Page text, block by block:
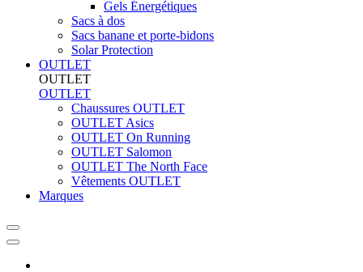
Gels Énergétiques
Sacs à dos
Sacs banane et porte-bidons
Solar Protection
OUTLET
OUTLET
OUTLET
Chaussures OUTLET
OUTLET Asics
OUTLET On Running
OUTLET Salomon
OUTLET The North Face
Vêtements OUTLET
Marques